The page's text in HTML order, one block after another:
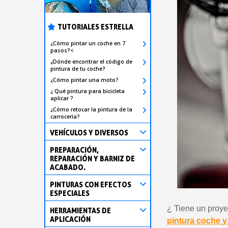
TUTORIALES ESTRELLA
¿Cómo pintar un coche en 7
pasos?<
¿Dónde encontrar el código de
pintura de tu coche?
¿Cómo pintar una moto?
¿ Qué pintura para bicicleta
aplicar ?
¿Cómo retocar la pintura de la
carrocería?
VEHÍCULOS Y DIVERSOS
PREPARACIÓN,
REPARACIÓN Y BARNIZ DE
ACABADO.
PINTURAS CON EFECTOS
ESPECIALES
HERRAMIENTAS DE
APLICACIÓN
¿ Tiene un
pintura coche